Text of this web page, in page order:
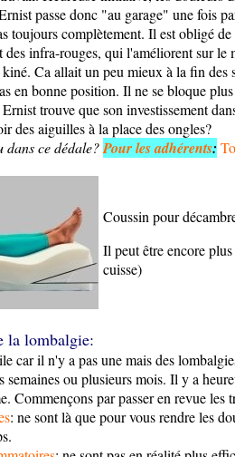
passe donc "au garage" une fois
toujours complètement. Il est obligé
des infra-rouges, qui l'améliorent sur
Ca allait un peu mieux à la fin
en bonne position. Il ne se bloque
trouve que son investissement
des aiguilles à la place des ongles?
dans ce dédale?Pour les adhérents:
Coussin pour
Il peut être encore
cuisse)
la lombalgie:
car il n'y a pas une mais des
semaines ou plusieurs mois. Il y a
Commençons par passer en revue les
: ne sont là que pour vous rendre les